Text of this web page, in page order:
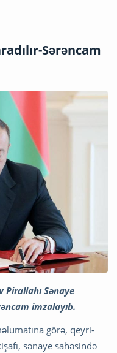
Sərəncam
Sənaye
imzalayıb.
görə, qeyri-
sənaye sahəsində